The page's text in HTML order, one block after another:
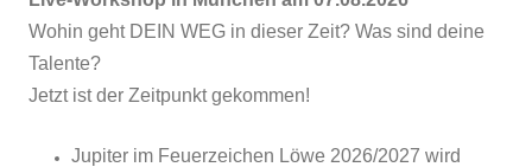
Wohin geht DEIN WEG in dieser Zeit? Was sind deine
Talente?
Jetzt ist der Zeitpunkt gekommen!
Jupiter im Feuerzeichen Löwe 2026/2027 wird